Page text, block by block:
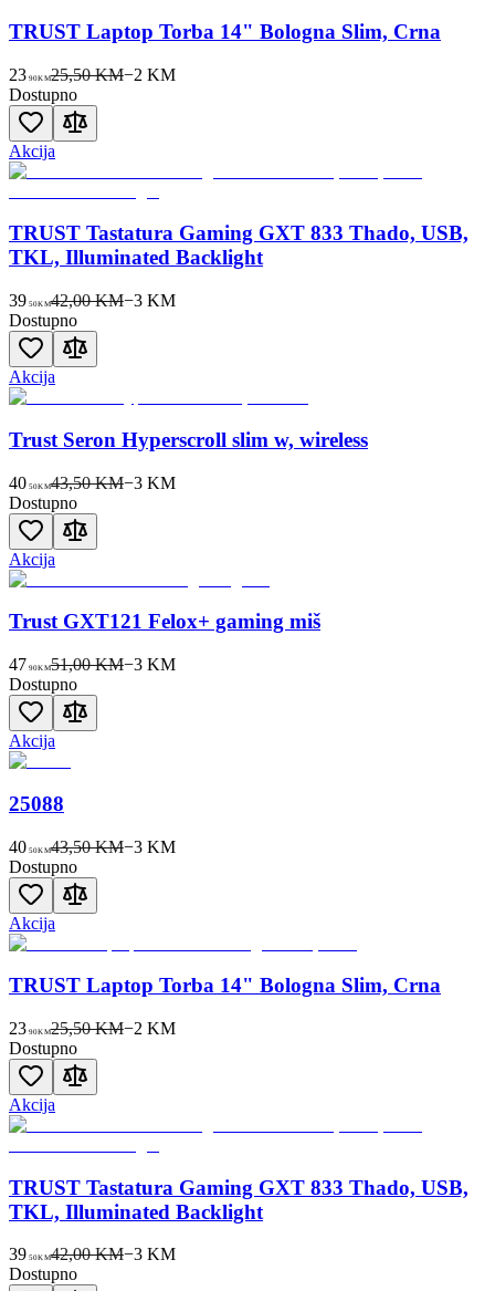
TRUST Laptop Torba 14" Bologna Slim, Crna
23 90KM25,50 KM−2 KM
Dostupno
Akcija
TRUST Tastatura Gaming GXT 833 Thado, USB,
TKL, Illuminated Backlight
39 50KM42,00 KM−3KM
Dostupno
Akcija
Trust Seron Hyperscroll slim w, wireless
40 50KM43,50 KM−3KM
Dostupno
Akcija
Trust GXT121 Felox+ gaming miš
47 90KM51,00 KM−3KM
Dostupno
Akcija
25088
40 50KM43,50 KM−3KM
Dostupno
Akcija
TRUST Laptop Torba 14" Bologna Slim, Crna
23 90KM25,50 KM−2 KM
Dostupno
Akcija
TRUST Tastatura Gaming GXT 833 Thado, USB,
TKL, Illuminated Backlight
39 50KM42,00 KM−3KM
Dostupno